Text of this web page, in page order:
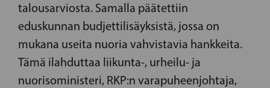
talousarviosta. Samalla päätettiin
eduskunnan budjettilisäyksistä, jossa on
mukana useita nuoria vahvistavia hankkeita.
Tämä ilahduttaa liikunta-, urheilu- ja
nuorisoministeri, RKP:n varapuheenjohtaja,